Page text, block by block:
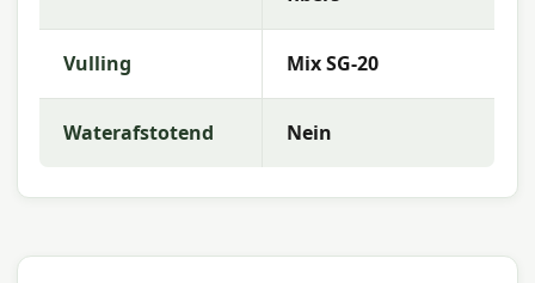
Warum Madison?
MitMadison
entscheiden Sie sich für hochwertige
Gartenkissen mit ausgezeichneter Farbechtheit
und Komfort. Die Kollektion zeichnet sich durch
Vulling Mix SG-20
Waterafstotend Nein